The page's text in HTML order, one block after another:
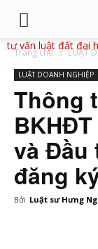
tư vấn luật đất đai
Trang chủ LUẬT
LUẬT DOANH NGHIỆP
Thông
và Đầu
đăng
Bởi Luật sư Hưng